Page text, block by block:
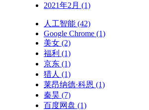
2021年2月 (1)
人工智能 (42)
Google Chrome (1)
美女 (2)
福利 (1)
京东 (1)
猎人 (1)
莱昂纳德·科恩 (1)
秦昊 (7)
百度网盘 (1)